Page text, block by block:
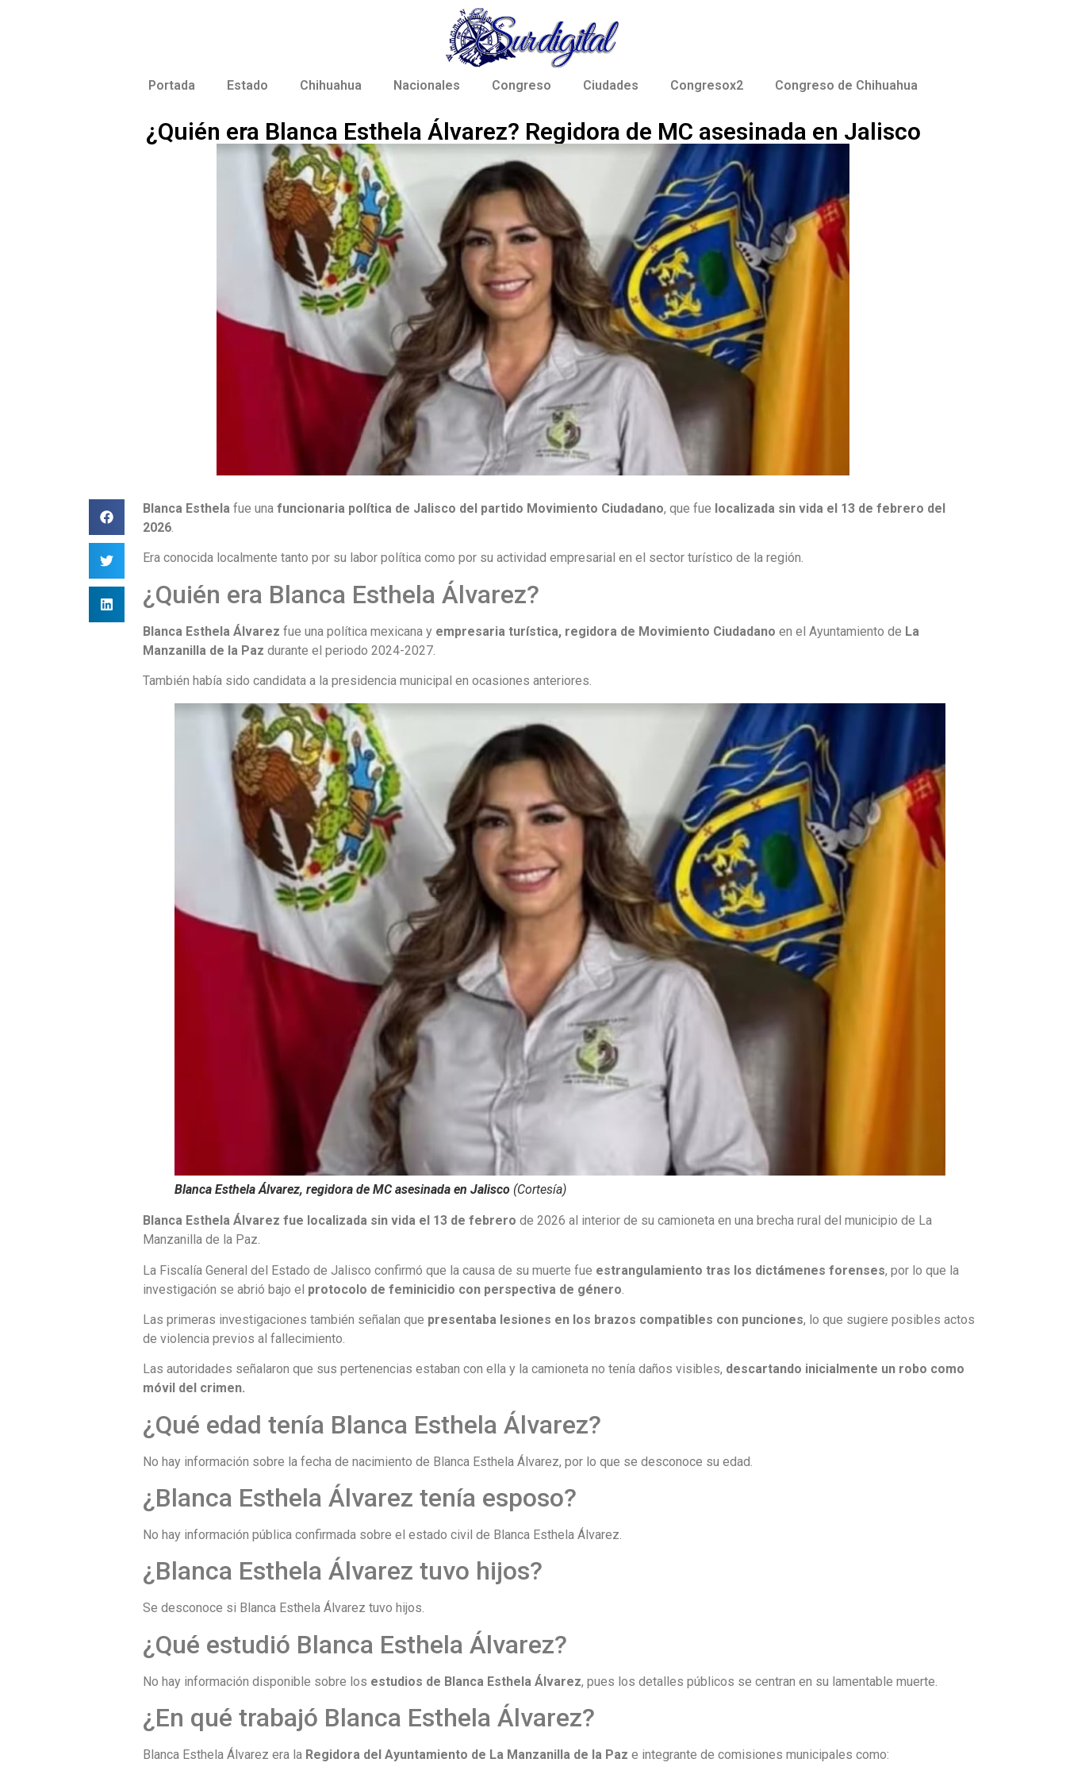
Portada Estado Chihuahua Nacionales Congreso Ciudades Congresox2 Congreso de Chihuahua
¿Quién era Blanca Esthela Álvarez? Regidora de MC asesinada en Jalisco
Blanca Esthela fue unafuncionaria política de Jalisco del partido Movimiento Ciudadano, que fue localizada sin vida el 13 de febrero del
2026
Era conocida localmente tanto por su labor política como por su actividad empresarial en el sector turístico de la región.
¿Quién era Blanca Esthela Álvarez?
Blanca Esthela Álvarez fue una política mexicana y empresaria turística, regidora de Movimiento Ciudadano en el Ayuntamiento de La
Manzanilla de la Paz durante el periodo 2024-2027.
También había sido candidata a la presidencia municipal en ocasiones anteriores.
Blanca Esthela Álvarez, regidora de MC asesinada en Jalisco (Cortesía)
Blanca Esthela Álvarez fue localizada sin vida el 13 de febrero de 2026 al interior de su camioneta en una brecha rural del municipio de La
Manzanilla de la Paz.
La Fiscalía General del Estado de Jalisco confirmó que la causa de su muerte fue estrangulamiento tras los dictámenes forenses, por lo que la
investigación se abrió bajo el protocolo de feminicidio con perspectiva de género
Las primeras investigaciones también señalan que presentaba lesiones en los brazos compatibles con punciones, lo que sugiere posibles actos
de violencia previos al fallecimiento.
Las autoridades señalaron que sus pertenencias estaban con ella y la camioneta no tenía daños visibles, descartando inicialmente un robo como
móvil del crimen.
¿Qué edad tenía Blanca Esthela Álvarez?
No hay información sobre la fecha de nacimiento de Blanca Esthela Álvarez, por lo que se desconoce su edad.
¿Blanca Esthela Álvarez tenía esposo?
No hay información pública confirmada sobre el estado civil de Blanca Esthela Álvarez.
¿Blanca Esthela Álvarez tuvo hijos?
Se desconoce si Blanca Esthela Álvarez tuvo hijos.
¿Qué estudió Blanca Esthela Álvarez?
No hay información disponible sobre los estudios de Blanca Esthela Álvarez, pues los detalles públicos se centran en su lamentable muerte.
¿En qué trabajó Blanca Esthela Álvarez?
Blanca Esthela Álvarez era la Regidora del Ayuntamiento de La Manzanilla de la Paz e integrante de comisiones municipales como: